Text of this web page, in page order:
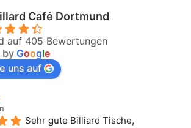
Café Dortmund
auf 405 Bewertungen
by Google
uns auf
Sehr gute Billiard Tische,